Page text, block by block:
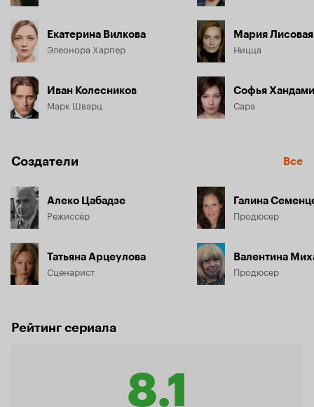
Екатерина Вилкова
Элеонора Харпер
Иван Колесников
Марк Шварц
Мария Лисовая
Ницца
Софья
Сара
Создатели Все
Алеко Цабадзе
Режиссёр
Татьяна Арцеулова
Сценарист
Галина
Продюсер
Валентина
Продюсер
Рейтинг сериала
8.1